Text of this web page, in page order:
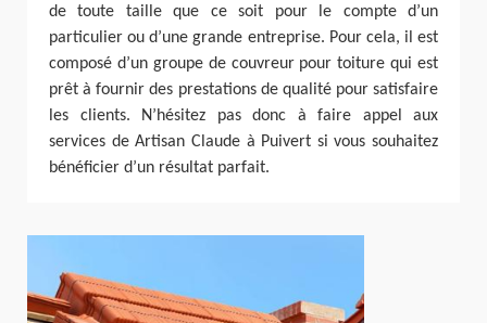
de toute taille que ce soit pour le compte d’un
particulier ou d’une grande entreprise. Pour cela, il est
composé d’un groupe de couvreur pour toiture qui est
prêt à fournir des prestations de qualité pour satisfaire
les clients. N’hésitez pas donc à faire appel aux
services de Artisan Claude à Puivert si vous souhaitez
bénéficier d’un résultat parfait.